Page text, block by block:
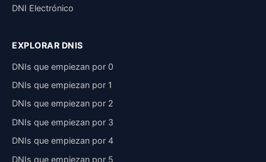
DNI Electrónico
EXPLORAR DNIS
DNIs que empiezan por 0
DNIs que empiezan por 1
DNIs que empiezan por 2
DNIs que empiezan por 3
DNIs que empiezan por 4
DNIs que empiezan por 5